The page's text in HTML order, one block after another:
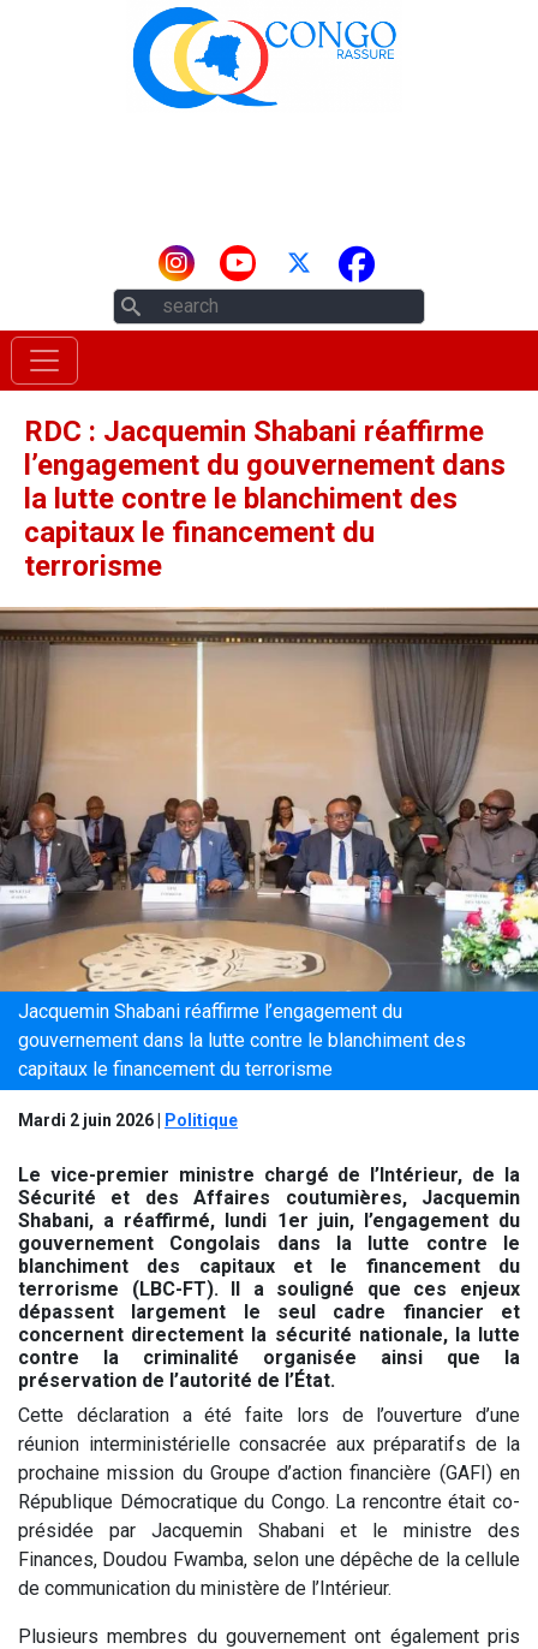
Aller au contenu principal
RDC : Jacquemin Shabani réaffirme
l’engagement du gouvernement dans
la lutte contre le blanchiment des
capitaux le financement du
terrorisme
Jacquemin Shabani réaffirme l’engagement du
gouvernement dans la lutte contre le blanchiment des
capitaux le financement du terrorisme
Mardi 2 juin 2026 Politique
Le vice-premier ministre chargé de l’Intérieur, de la
Sécurité et des Affaires coutumières, Jacquemin
Shabani, a réaffirmé, lundi 1er juin, l’engagement du
gouvernement Congolais dans la lutte contre le
blanchiment des capitaux et le financement du
terrorisme (LBC-FT). Il a souligné que ces enjeux
dépassent largement le seul cadre financier et
concernent directement la sécurité nationale, la lutte
contre la criminalité organisée ainsi que la
préservation de l’autorité de l’État.
Cette déclaration a été faite lors de l’ouverture d’une
réunion interministérielle consacrée aux préparatifs de la
prochaine mission du Groupe d’action financière (GAFI) en
République Démocratique du Congo. La rencontre était co-
présidée par Jacquemin Shabani et le ministre des
Finances, Doudou Fwamba, selon une dépêche de la cellule
de communication du ministère de l’Intérieur.
Plusieurs membres du gouvernement ont également pris